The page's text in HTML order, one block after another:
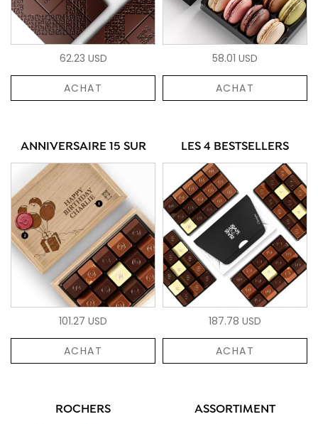
62.23 USD
ACHAT
58.01 USD
ACHAT
ANNIVERSAIRE 15 SUR
101.27 USD
ACHAT
LES 4 BESTSELLERS
187.78 USD
ACHAT
ROCHERS ASSORTIMENT